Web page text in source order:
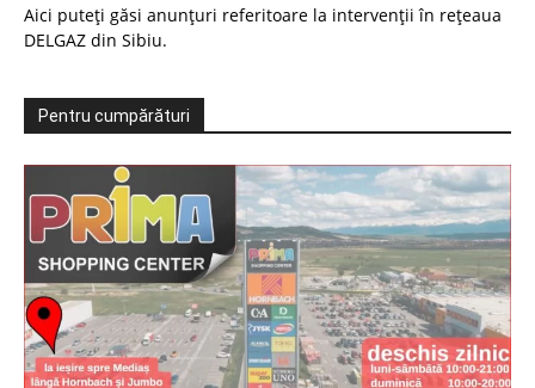
Aici puteți găsi anunțuri referitoare la intervenții în rețeaua
DELGAZ din Sibiu.
Pentru cumpărături